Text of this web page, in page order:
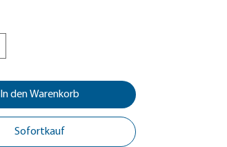
In den Warenkorb
Sofortkauf